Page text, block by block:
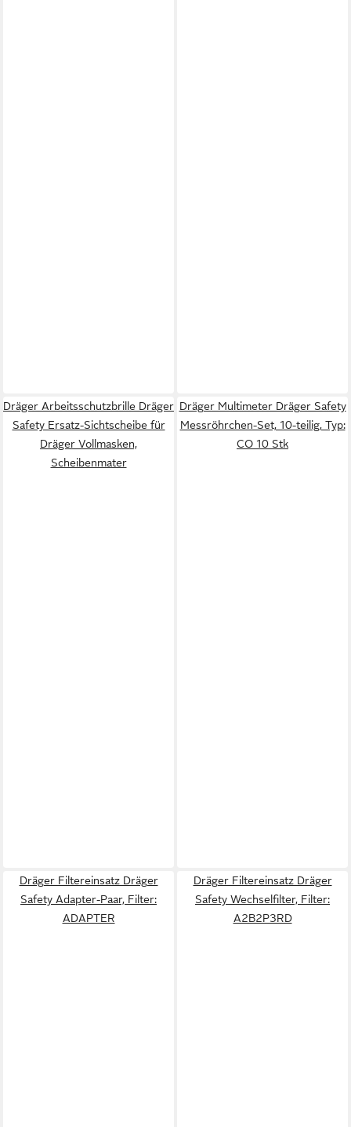
Dräger Arbeitsschutzbrille Dräger
Safety Ersatz-Sichtscheibe für
Dräger Vollmasken,
Scheibenmater
Dräger Multimeter Dräger Safety
Messröhrchen-Set, 10-teilig, Typ:
CO 10 Stk
Dräger Filtereinsatz Dräger
Safety Adapter-Paar, Filter:
ADAPTER
Dräger Filtereinsatz Dräger
Safety Wechselfilter, Filter:
A2B2P3RD